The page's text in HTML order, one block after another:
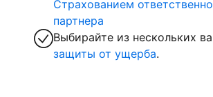
Страхованием
партнера
Выбирайте из нескольких
защиты от ущерба.